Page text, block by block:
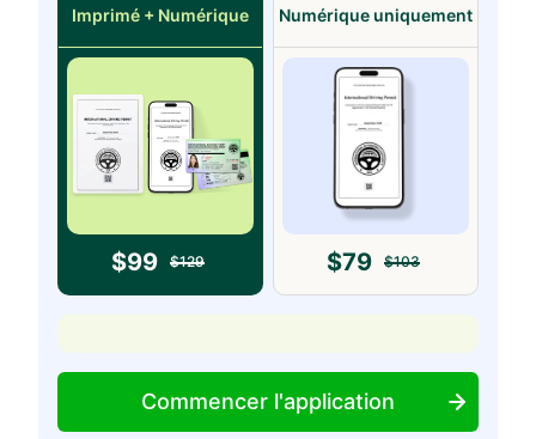
Imprimé + Numérique
$99 $129
Numérique uniquement
$79 $103
Commencer l'application